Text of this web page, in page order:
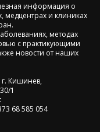
информация о
медцентрах и клиниках
методах
с практикующими
новости от наших
г. Кишинев,
1
68 585 054